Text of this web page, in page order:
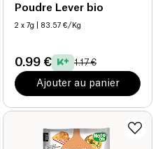
Poudre Lever bio
2 x 7g | 83.57 €/Kg
0.99 € 1.17 €
Ajouter au panier